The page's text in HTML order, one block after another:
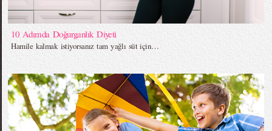
10 Adımda Doğurganlık Diyeti
Hamile kalmak istiyorsanız tam yağlı süt için…